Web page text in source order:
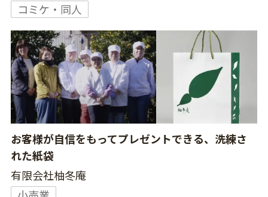
コミケ・同人
お客様が自信をもってプレゼントできる、洗練さ
れた紙袋
有限会社柚冬庵